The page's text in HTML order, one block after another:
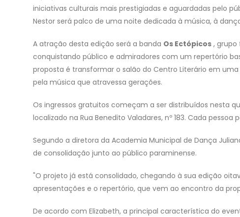
iniciativas culturais mais prestigiadas e aguardadas pelo
Nestor será palco de uma noite dedicada à música, à
A atração desta edição será a banda Os Ectópicos , grupo
conquistando público e admiradores com um repertório
proposta é transformar o salão do Centro Literário em
pela música que atravessa gerações.
Os ingressos gratuitos começam a ser distribuídos nesta
localizado na Rua Benedito Valadares, nº 183. Cada
Segundo a diretora da Academia Municipal de Dança
de consolidação junto ao público paraminense.
"O projeto já está consolidado, chegando à sua edição
apresentações e o repertório, que vem ao encontro da
De acordo com Elizabeth, a principal característica do